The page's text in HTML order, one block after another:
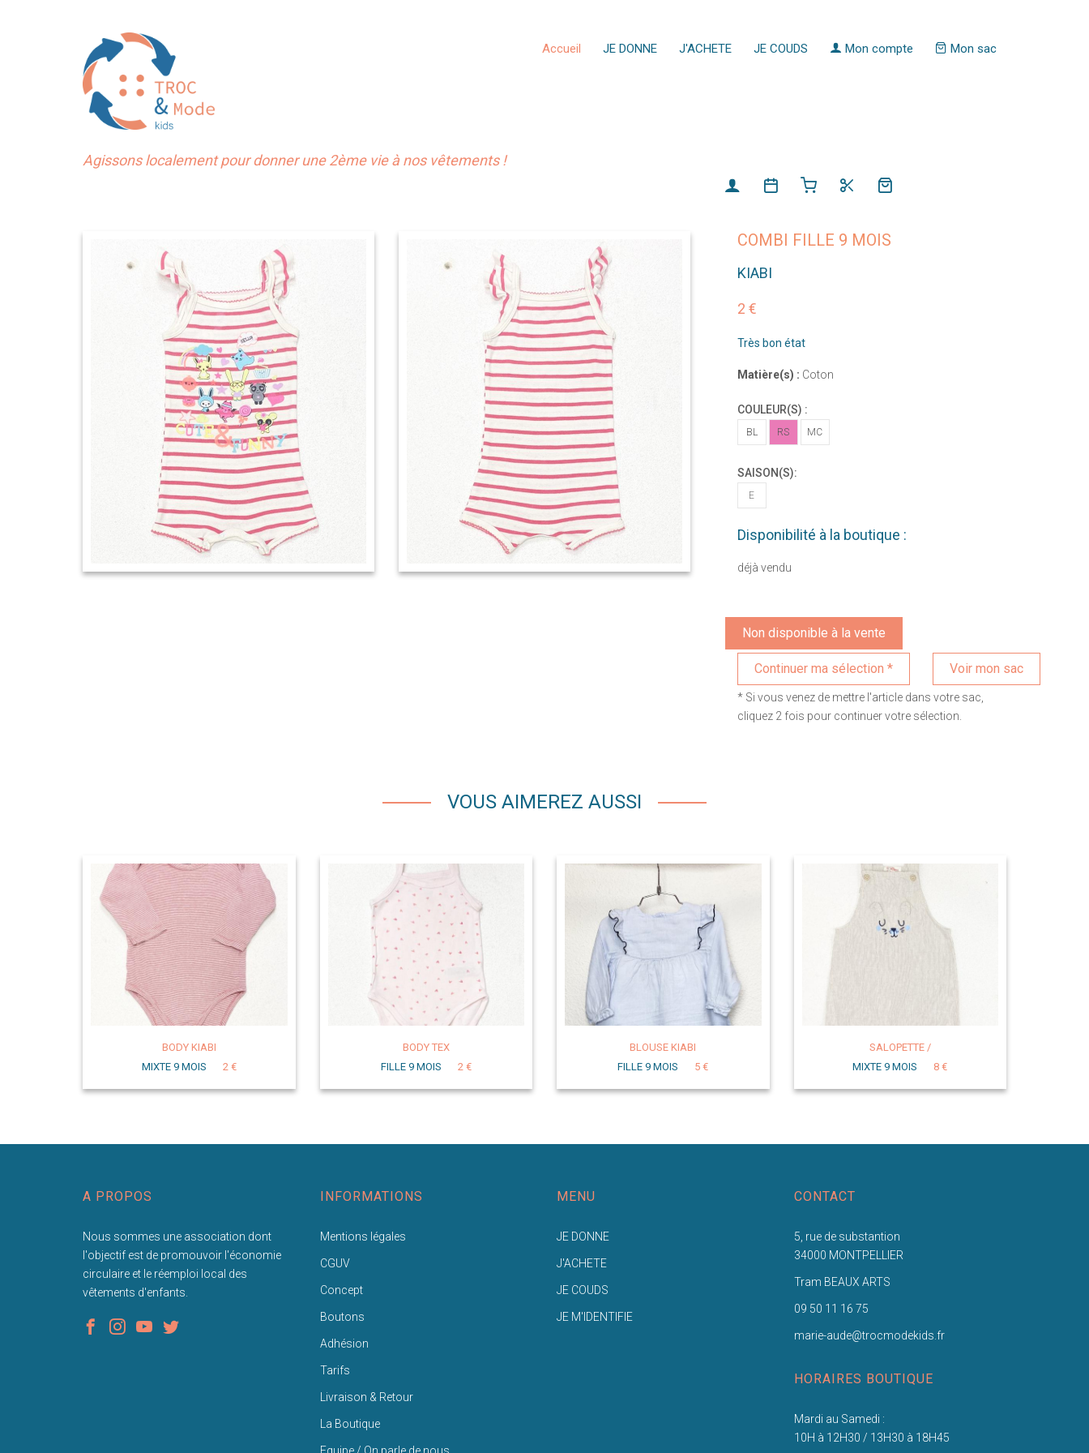
Accueil JE DONNE J'ACHETE JE COUDS Mon compte Mon sac
Agissons localement pour donner une 2ème vie à nos vêtements !
COMBI FILLE 9 MOIS
KIABI
2 €
Très bon état
Matière(s) : Coton
COULEUR(S) :
BL RS MC
SAISON(S):
E
Disponibilité à la boutique :
déjà vendu
Non disponible à la vente
Voir mon sac
* Si vous venez de mettre l'article dans votre sac,
cliquez 2 fois pour continuer votre sélection.
VOUS AIMEREZ AUSSI
BODY KIABI
MIXTE 9 MOIS
2 €
BODY TEX
FILLE 9 MOIS
2 €
BLOUSE KIABI
FILLE 9 MOIS
5 €
SALOPETTE /
MIXTE 9 MOIS
8 €
A PROPOS
Nous sommes une association dont
l'objectif est de promouvoir l'économie
circulaire et le réemploi local des
vêtements d'enfants.
INFORMATIONS
Mentions légales
CGUV
Concept
Boutons
Adhésion
Tarifs
Livraison & Retour
La Boutique
MENU
JE DONNE
J'ACHETE
JE COUDS
JE M'IDENTIFIE
CONTACT
5, rue de substantion
34000 MONTPELLIER
Tram BEAUX ARTS
09 50 11 16 75
marie-aude@trocmodekids.fr
HORAIRES BOUTIQUE
Mardi au Samedi :
10H à 12H30 / 13H30 à 18H45